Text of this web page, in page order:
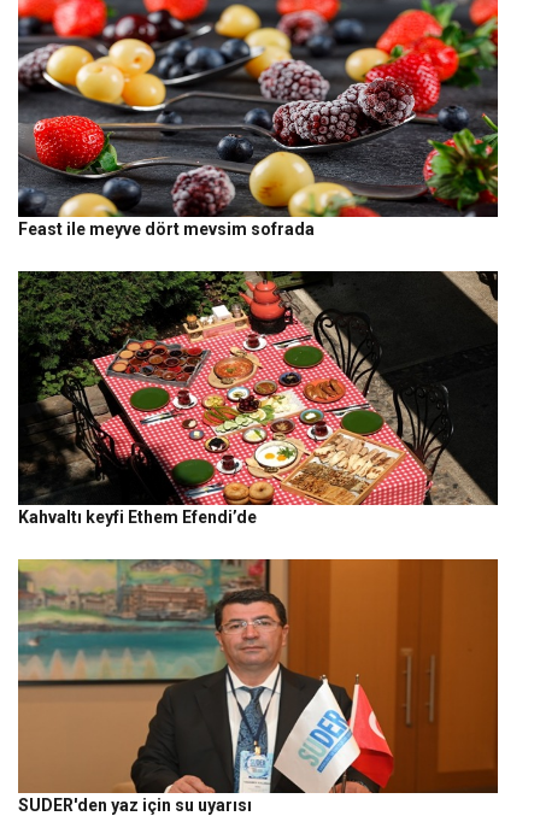
Feast ile meyve dört mevsim sofrada
Kahvaltı keyfi Ethem Efendi’de
SUDER'den yaz için su uyarısı